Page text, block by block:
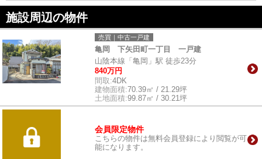
施設周辺の物件
売買｜中古一戸建
亀岡 下矢田町一丁目 一戸建
山陰本線「亀岡」駅 徒歩23分
840万円
間取:4DK
建物面積:70.39㎡ / 21.29坪
土地面積:99.87㎡ / 30.21坪
会員限定物件
こちらの物件は無料会員登録により閲覧が可
能になります。